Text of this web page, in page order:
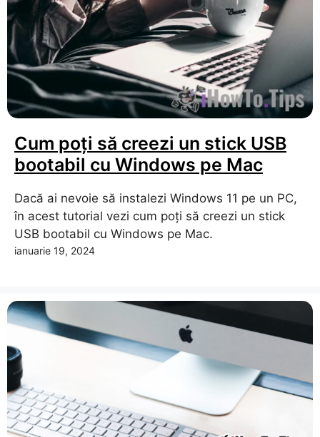
Cum poți să creezi un stick USB
bootabil cu Windows pe Mac
Dacă ai nevoie să instalezi Windows 11 pe un PC,
în acest tutorial vezi cum poți să creezi un stick
USB bootabil cu Windows pe Mac.
ianuarie 19, 2024